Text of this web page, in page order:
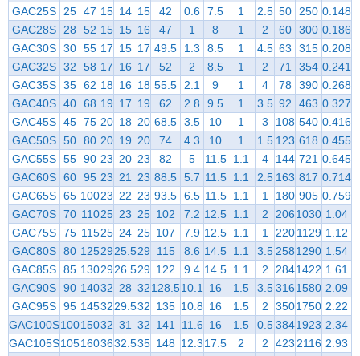
GAC25S 25 47 15 14 15 42 0.6 7.5 1 2.5 50 250 0.148
GAC28S
28 52 15 15 16 47 1 8 1 2 60 300 0.186
GAC30S 30 55 17 15 17 49.5 1.3 8.5 1 4.5 63 315 0.208
GAC32S 32 58 17 16 17 52 2 8.5 1 2 71 354 0.241
GAC35S 35 62 18 16 18 55.5 2.1 9 1 4 78 390 0.268
GAC40S 40 68 19 17 19 62 2.8 9.5 1 3.5 92 463 0.327
GAC45S 45 75 20 18 20 68.5 3.5 10 1 3 108 540 0.416
GAC50S 50 80 20 19 20 74 4.3 10 1 1.5 123 618 0.455
GAC55S 55 90 23 20 23 82 5 11.5 1.1 4 144 721 0.645
GAC60S 60 95 23 21 23 88.5 5.7 11.5 1.1 2.5 163 817 0.714
GAC65S 65 10023 22 23 93.5 6.5 11.5 1.1 1 180 905 0.759
GAC70S 70 11025 23 25 102 7.2 12.5 1.1 2 2061030 1.04
GAC75S 75 11525 24 25 107 7.9 12.5 1.1 1 220 1129 1.12
GAC80S 80 1252925.529 115 8.6 14.5 1.1 3.5 2581290 1.54
GAC85S 85 1302926.529 122 9.4 14.5 1.1 2 2841422 1.61
GAC90S 90 14032 28 32128.510.1 16 1.5 3.5 3161580 2.09
GAC95S 95 1453229.532 135 10.8 16 1.5 2 3501750 2.22
GAC100S10015032 31 32 141 11.6 16 1.5 0.5 3841923 2.34
GAC105S1051603632.535 148 12.317.5 2 2 423 2116 2.93